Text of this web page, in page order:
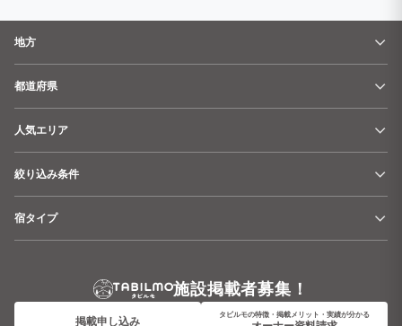
地方
都道府県
人気エリア
絞り込み条件
宿タイプ
施設掲載者募集！
掲載申し込み
タビルモの特徴・掲載メリット・実績が分かる